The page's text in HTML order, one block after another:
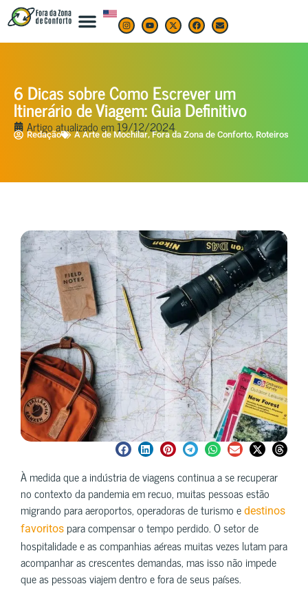
6 Dicas sobre Como Escrever um
Itinerário de Viagem: Guia Definitivo
Artigo atualizado em19/12/2024
Redação A Arte de Mochilar,Fora da Zona de Conforto, Roteiros
À medida que a indústria de viagens continua a se recuperar
no contexto da pandemia em recuo, muitas pessoas estão
migrando para aeroportos, operadoras de turismo e destinos
favoritos para compensar o tempo perdido. O setor de
hospitalidade e as companhias aéreas muitas vezes lutam para
acompanhar as crescentes demandas, mas isso não impede
que as pessoas viajem dentro e fora de seus países.